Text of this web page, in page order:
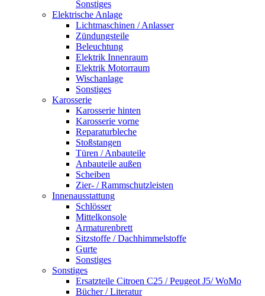
Sonstiges
Elektrische Anlage
Lichtmaschinen / Anlasser
Zündungsteile
Beleuchtung
Elektrik Innenraum
Elektrik Motorraum
Wischanlage
Sonstiges
Karosserie
Karosserie hinten
Karosserie vorne
Reparaturbleche
Stoßstangen
Türen / Anbauteile
Anbauteile außen
Scheiben
Zier- / Rammschutzleisten
Innenausstattung
Schlösser
Mittelkonsole
Armaturenbrett
Sitzstoffe / Dachhimmelstoffe
Gurte
Sonstiges
Sonstiges
Ersatzteile Citroen C25 / Peugeot J5/ WoMo
Bücher / Literatur